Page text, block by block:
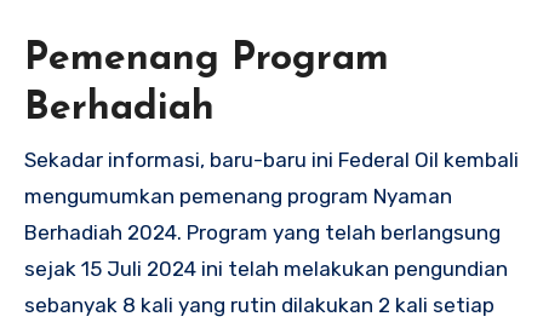
Pemenang Program
Berhadiah
Sekadar informasi, baru-baru ini Federal Oil kembali
mengumumkan pemenang program Nyaman
Berhadiah 2024. Program yang telah berlangsung
sejak 15 Juli 2024 ini telah melakukan pengundian
sebanyak 8 kali yang rutin dilakukan 2 kali setiap